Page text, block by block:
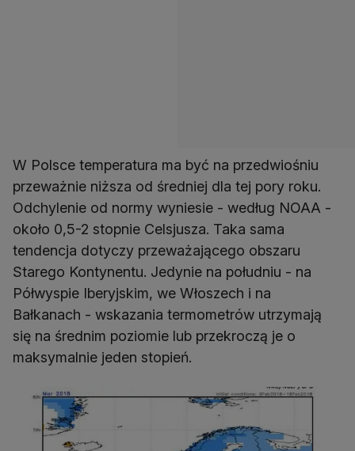
W Polsce temperatura ma być na przedwiośniu
przeważnie niższa od średniej dla tej pory roku.
Odchylenie od normy wyniesie - według NOAA -
około 0,5-2 stopnie Celsjusza. Taka sama
tendencja dotyczy przeważającego obszaru
Starego Kontynentu. Jedynie na południu - na
Półwyspie Iberyjskim, we Włoszech i na
Bałkanach - wskazania termometrów utrzymają
się na średnim poziomie lub przekroczą je o
maksymalnie jeden stopień.